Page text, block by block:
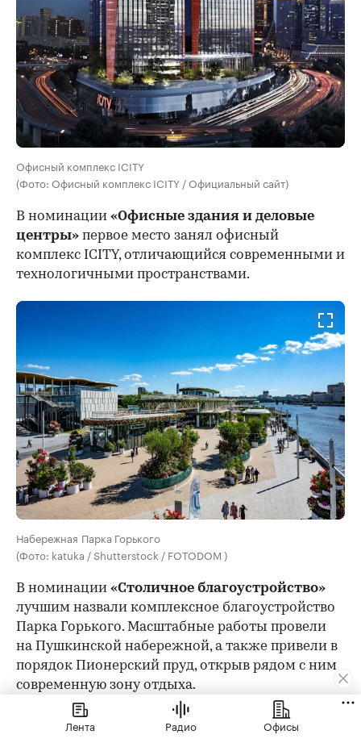
Офисный комплекс ICITY
(Фото: Офисный комплекс ICITY / Официальный сайт)
В номинации «Офисные здания и деловые
центры» первое место занял офисный
комплекс ICITY, отличающийся современными и
технологичными пространствами.
Набережная Парка Горького
(Фото: katuka / Shutterstock / FOTODOM )
В номинации «Столичное благоустройство»
лучшим назвали комплексное благоустройство
Парка Горького. Масштабные работы провели
на Пушкинской набережной, а также привели в
порядок Пионерский пруд, открыв рядом с ним
современную зону отдыха.
Весной 2026 года Архитектурное бюро Marks Group
Лента Радио Офисы